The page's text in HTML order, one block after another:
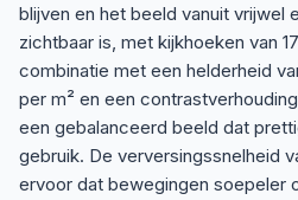
blijven en het beeld vanuit vrijwel
zichtbaar is, met kijkhoeken van
combinatie met een helderheid
per m² en een
een gebalanceerd beeld dat
gebruik. De verversingssnelheid
ervoor dat bewegingen soepeler